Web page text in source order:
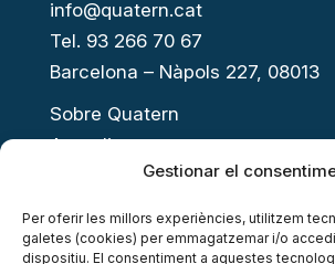
Gestionar el
Per oferir les millors experiències, utilitzem
galetes (cookies) per emmagatzemar i/o
dispositiu. El consentiment a aquestes
info@quatern.cat
Tel. 93 266 70 67
Barcelona – Nàpols 227, 08013
Sobre Quatern
Actualitat
Presenta el teu projecte
Open Innovation Day
Acompanyament a